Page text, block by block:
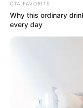
CTA FAVORITE
Why this ordinary
every day